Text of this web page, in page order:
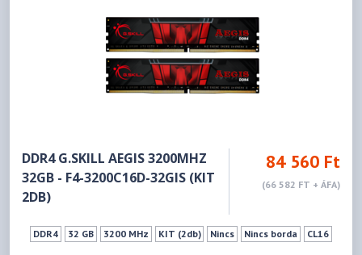
DDR4 G.SKILL AEGIS 3200MHZ
32GB - F4-3200C16D-32GIS (KIT
2DB)
84 560 Ft
(66 582 FT + ÁFA)
DDR4 32 GB 3200 MHz KIT (2db) Nincs Nincs borda CL16